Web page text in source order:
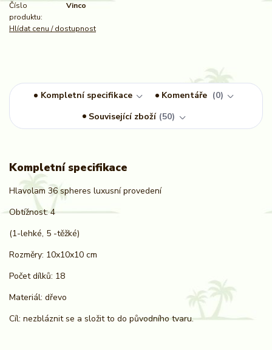
Číslo
produktu:
Vinco
Hlídat cenu / dostupnost
Kompletní specifikace Komentáře
0
Související zboží 50
Kompletní specifikace
Hlavolam 36 spheres luxusní provedení
Obtížnost: 4
(1-lehké, 5 -těžké)
Rozměry: 10x10x10 cm
Počet dílků: 18
Materiál: dřevo
Cíl: nezbláznit se a složit to do původního tvaru.